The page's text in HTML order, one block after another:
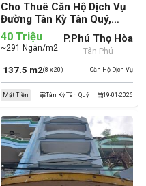
Cho Thuê Căn Hộ Dịch Vụ
Đường Tân Kỳ Tân Quý,
Phường Phú Thọ Hòa,
Quận Tân Phú (cũ)
Căn Hộ Dịch Vụ
137.5 m2(8 x 20)
40 Triệu
~291 Ngàn/m2
P.Phú Thọ Hòa
Tân Phú
19-01-2026
Mặt Tiền Tân Kỳ Tân Quý